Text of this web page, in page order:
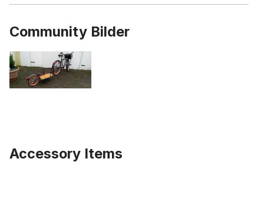
Community Bilder
Accessory Items